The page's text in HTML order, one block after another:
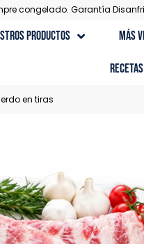
congelado. Garantía
Productos Más
Recetas
con Carne
con Pescado
de Postres
en tiras